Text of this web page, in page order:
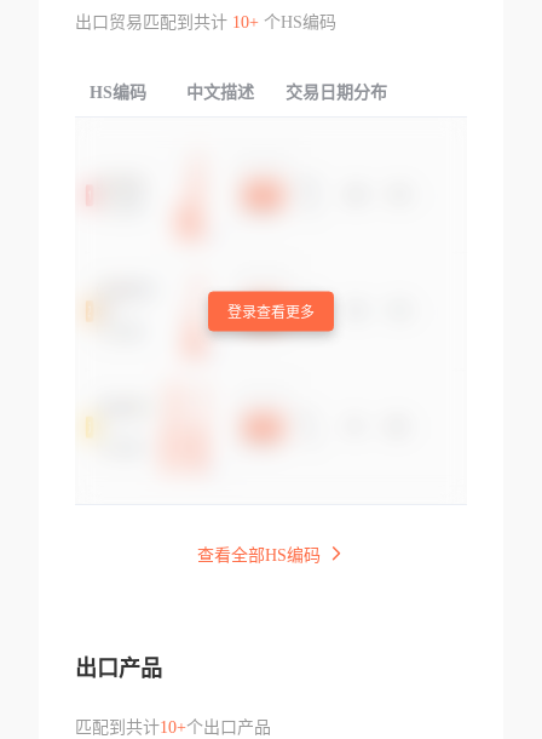
出口贸易匹配到共计 10+个HS编码
HS编码 中文描述 交易日期分布
登录查看更多
查看全部HS编码
出口产品
匹配到共计10+个出口产品